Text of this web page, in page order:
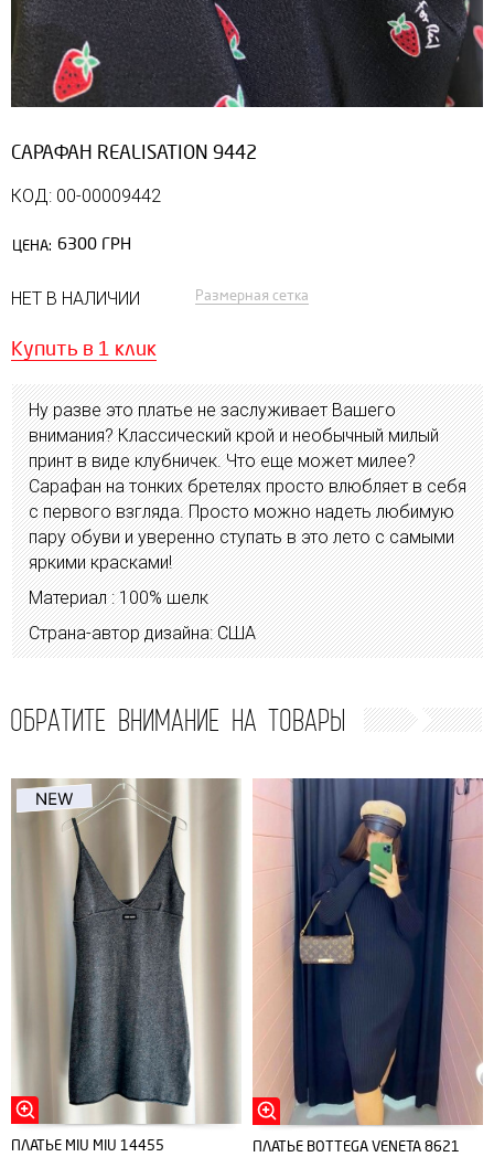
САРАФАН REALISATION 9442
КОД: 00-00009442
ЦЕНА: 6300 ГРН
НЕТ В НАЛИЧИИ Размерная сетка
Купить в 1 клик
Ну разве это платье не заслуживает Вашего
внимания? Классический крой и необычный милый
принт в виде клубничек. Что еще может милее?
Сарафан на тонких бретелях просто влюбляет в себя
с первого взгляда. Просто можно надеть любимую
пару обуви и уверенно ступать в это лето с самыми
яркими красками!
Материал : 100% шелк
Страна-автор дизайна: США
ОБРАТИТЕ ВНИМАНИЕ НА ТОВАРЫ
ПЛАТЬЕ MIU MIU 14455 ПЛАТЬЕ BOTTEGA VENETA 8621